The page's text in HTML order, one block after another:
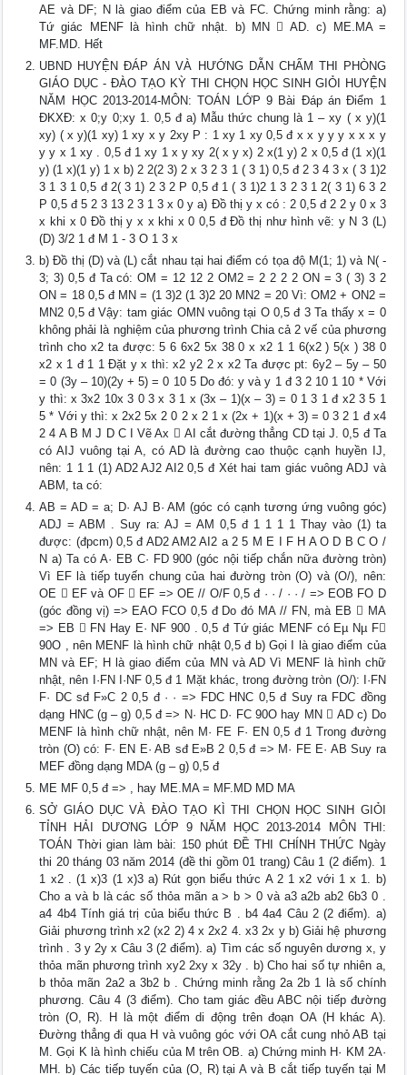
AE và DF; N là giao điểm của EB và FC. Chứng minh rằng: a)
Tứ giác MENF là hình chữ nhật. b) MN  AD. c) ME.MA =
MF.MD. Hết
UBND HUYỆN ĐÁP ÁN VÀ HƯỚNG DẪN CHẤM THI PHÒNG
GIÁO DỤC - ĐÀO TẠO KỲ THI CHỌN HỌC SINH GIỎI HUYỆN
NĂM HỌC 2013-2014-MÔN: TOÁN LỚP 9 Bài Đáp án Điểm 1
ĐKXĐ: x 0;y 0;xy 1. 0,5 đ a) Mẫu thức chung là 1 – xy ( x y)(1
xy) ( x y)(1 xy) 1 xy x y 2xy P : 1 xy 1 xy 0,5 đ x x y y y x x x y
y y x 1 xy . 0,5 đ 1 xy 1 x y xy 2( x y x) 2 x(1 y) 2 x 0,5 đ (1 x)(1
y) (1 x)(1 y) 1 x b) 2 2(2 3) 2 x 3 2 3 1 ( 3 1) 0,5 đ 2 3 4 3 x ( 3 1)2
3 1 3 1 0,5 đ 2( 3 1) 2 3 2 P 0,5 đ 1 ( 3 1)2 1 3 2 3 1 2( 3 1) 6 3 2
P 0,5 đ 5 2 3 13 2 3 1 3 x 0 y a) Đồ thị y x có : 2 0,5 đ 2 2 y 0 x 3
x khi x 0 Đồ thị y x x khi x 0 0,5 đ Đồ thị như hình vẽ: y N 3 (L)
(D) 3/2 1 đ M 1 - 3 O 1 3 x
b) Đồ thị (D) và (L) cắt nhau tại hai điểm có tọa độ M(1; 1) và N( -
3; 3) 0,5 đ Ta có: OM = 12 12 2 OM2 = 2 2 2 2 ON = 3 ( 3) 3 2
ON = 18 0,5 đ MN = (1 3)2 (1 3)2 20 MN2 = 20 Vì: OM2 + ON2 =
MN2 0,5 đ Vậy: tam giác OMN vuông tại O 0,5 đ 3 Ta thấy x = 0
không phải là nghiệm của phương trình Chia cả 2 vế của phương
trình cho x2 ta được: 5 6 6x2 5x 38 0 x x2 1 1 6(x2 ) 5(x ) 38 0
x2 x 1 đ 1 1 Đặt y x thì: x2 y2 2 x x2 Ta được pt: 6y2 – 5y – 50
= 0 (3y – 10)(2y + 5) = 0 10 5 Do đó: y và y 1 đ 3 2 10 1 10 * Với
y thì: x 3x2 10x 3 0 3 x 3 1 x (3x – 1)(x – 3) = 0 1 3 1 đ x2 3 5 1
5 * Với y thì: x 2x2 5x 2 0 2 x 2 1 x (2x + 1)(x + 3) = 0 3 2 1 đ x4
2 4 A B M J D C I Vẽ Ax  AI cắt đường thẳng CD tại J. 0,5 đ Ta
có AIJ vuông tại A, có AD là đường cao thuộc cạnh huyền IJ,
nên: 1 1 1 (1) AD2 AJ2 AI2 0,5 đ Xét hai tam giác vuông ADJ và
ABM, ta có:
AB = AD = a; D· AJ B· AM (góc có cạnh tương ứng vuông góc)
ADJ = ABM . Suy ra: AJ = AM 0,5 đ 1 1 1 1 Thay vào (1) ta
được: (đpcm) 0,5 đ AD2 AM2 AI2 a 2 5 M E I F H A O D B C O /
N a) Ta có A· EB C· FD 900 (góc nội tiếp chắn nữa đường tròn)
Vì EF là tiếp tuyến chung của hai đường tròn (O) và (O/), nên:
OE  EF và OF  EF => OE // O/F 0,5 đ · · / · · / => EOB FO D
(góc đồng vị) => EAO FCO 0,5 đ Do đó MA // FN, mà EB  MA
=> EB  FN Hay E· NF 900 . 0,5 đ Tứ giác MENF có Eµ Nµ F
90O , nên MENF là hình chữ nhật 0,5 đ b) Gọi I là giao điểm của
MN và EF; H là giao điểm của MN và AD Vì MENF là hình chữ
nhật, nên I·FN I·NF 0,5 đ 1 Mặt khác, trong đường tròn (O/): I·FN
F· DC sđ F»C 2 0,5 đ · · => FDC HNC 0,5 đ Suy ra FDC đồng
dạng HNC (g – g) 0,5 đ => N· HC D· FC 90O hay MN  AD c) Do
MENF là hình chữ nhật, nên M· FE F· EN 0,5 đ 1 Trong đường
tròn (O) có: F· EN E· AB sđ E»B 2 0,5 đ => M· FE E· AB Suy ra
MEF đồng dạng MDA (g – g) 0,5 đ
ME MF 0,5 đ => , hay ME.MA = MF.MD MD MA
SỞ GIÁO DỤC VÀ ĐÀO TẠO KÌ THI CHỌN HỌC SINH GIỎI
TỈNH HẢI DƯƠNG LỚP 9 NĂM HỌC 2013-2014 MÔN THI:
TOÁN Thời gian làm bài: 150 phút ĐỀ THI CHÍNH THỨC Ngày
thi 20 tháng 03 năm 2014 (đề thi gồm 01 trang) Câu 1 (2 điểm). 1
1 x2 . (1 x)3 (1 x)3 a) Rút gọn biểu thức A 2 1 x2 với 1 x 1. b)
Cho a và b là các số thỏa mãn a > b > 0 và a3 a2b ab2 6b3 0 .
a4 4b4 Tính giá trị của biểu thức B . b4 4a4 Câu 2 (2 điểm). a)
Giải phương trình x2 (x2 2) 4 x 2x2 4. x3 2x y b) Giải hệ phương
trình . 3 y 2y x Câu 3 (2 điểm). a) Tìm các số nguyên dương x, y
thỏa mãn phương trình xy2 2xy x 32y . b) Cho hai số tự nhiên a,
b thỏa mãn 2a2 a 3b2 b . Chứng minh rằng 2a 2b 1 là số chính
phương. Câu 4 (3 điểm). Cho tam giác đều ABC nội tiếp đường
tròn (O, R). H là một điểm di động trên đoạn OA (H khác A).
Đường thẳng đi qua H và vuông góc với OA cắt cung nhỏ AB tại
M. Gọi K là hình chiếu của M trên OB. a) Chứng minh H· KM 2A·
MH. b) Các tiếp tuyến của (O, R) tại A và B cắt tiếp tuyến tại M